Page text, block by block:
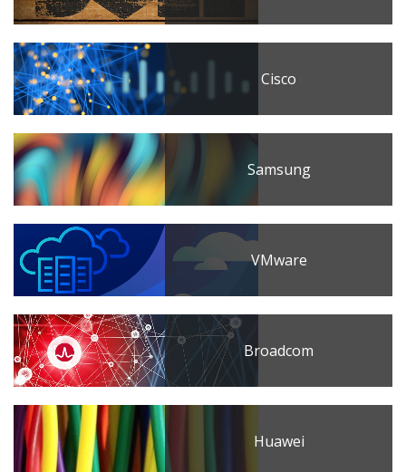
Cisco
Samsung
VMware
Broadcom
Huawei